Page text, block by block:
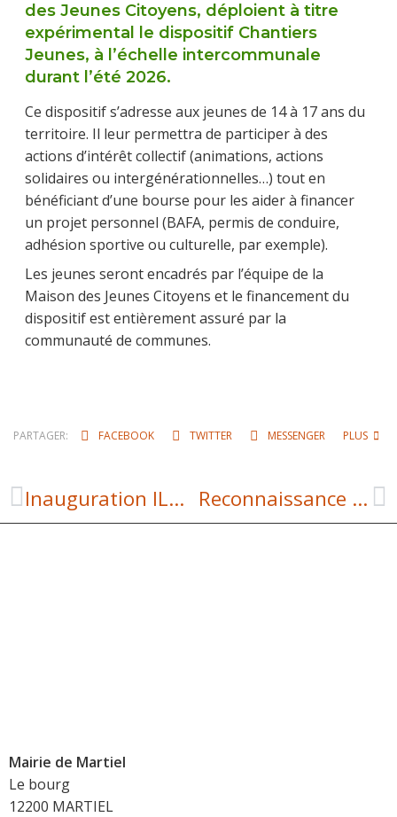
des Jeunes Citoyens, déploient à titre
expérimental le dispositif Chantiers
Jeunes, à l’échelle intercommunale
durant l’été 2026.
Ce dispositif s’adresse aux jeunes de 14 à 17 ans du
territoire. Il leur permettra de participer à des
actions d’intérêt collectif (animations, actions
solidaires ou intergénérationnelles…) tout en
bénéficiant d’une bourse pour les aider à financer
un projet personnel (BAFA, permis de conduire,
adhésion sportive ou culturelle, par exemple).
Les jeunes seront encadrés par l’équipe de la
Maison des Jeunes Citoyens et le financement du
dispositif est entièrement assuré par la
communauté de communes.
PARTAGER: FACEBOOK TWITTER MESSENGER PLUS
Inauguration ILOT P FAURE et célébration ELECTIONS MUNICIPALES Reconnaissance des élus aux électeurs de Martiel
Mairie de Martiel
Le bourg
12200 MARTIEL